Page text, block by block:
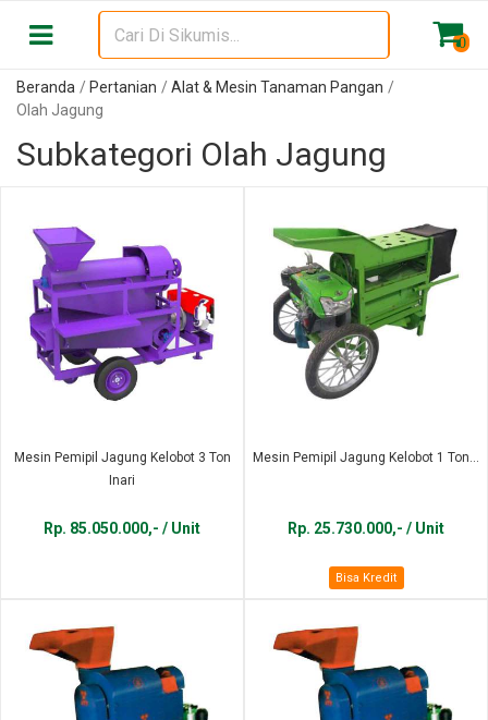
0
Beranda Pertanian
Alat & Mesin Tanaman Pangan
Olah Jagung
Subkategori Olah Jagung
Mesin Pemipil Jagung Kelobot 3 Ton
Inari
Rp. 85.050.000,- / Unit
Mesin Pemipil Jagung Kelobot 1 Ton...
Rp. 25.730.000,- / Unit
Bisa Kredit